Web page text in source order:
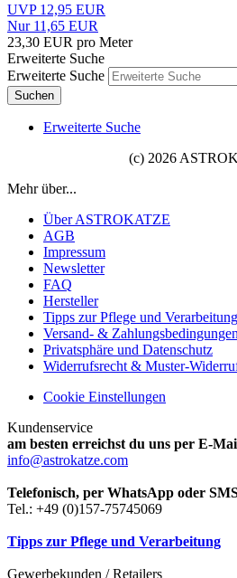
UVP 12,95 EUR
Nur 11,65 EUR
23,30 EUR pro Meter
Erweiterte Suche
Erweiterte Suche
Suchen
Erweiterte Suche
(c) 2026
Mehr über...
Über ASTROKATZE
AGB
Impressum
Newsletter
FAQ
Hersteller
Tipps zur Pflege und Verarbeitung
Versand- & Zahlungsbedingungen
Privatsphäre und Datenschutz
Widerrufsrecht & Muster-
Cookie Einstellungen
Kundenservice
am besten erreichst du uns per E-
info@astrokatze.com
Telefonisch, per WhatsApp oder
Tel.: +49 (0)157-75745069
Tipps zur Pflege und Verarbeitung
Gewerbekunden / Retailers